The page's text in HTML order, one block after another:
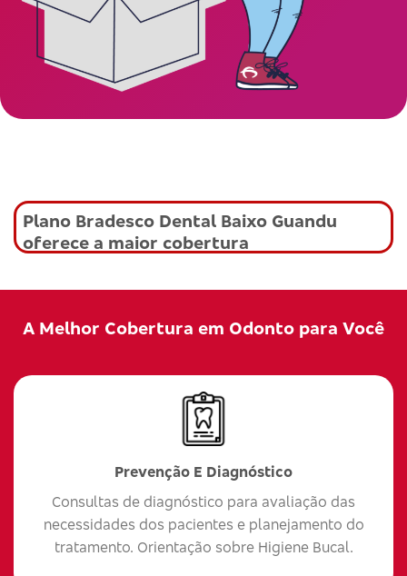
Plano Bradesco Dental Baixo Guandu
oferece a maior cobertura
A Melhor Cobertura em Odonto para Você
Prevenção E Diagnóstico
Consultas de diagnóstico para avaliação das
necessidades dos pacientes e planejamento do
tratamento. Orientação sobre Higiene Bucal.